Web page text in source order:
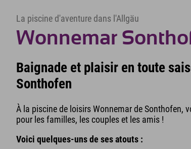
La piscine d'aventure dans l'Allgäu
Wonnemar
Baignade et plaisir en toute
Sonthofen
À la piscine de loisirs Wonnemar de Sonthofen,
pour les familles, les couples et les amis !
Voici quelques-uns de ses atouts :